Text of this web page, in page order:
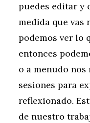
puedes editar y
medida que vas
podemos ver lo
entonces
o a menudo
sesiones para
reflexionado.
de nuestro